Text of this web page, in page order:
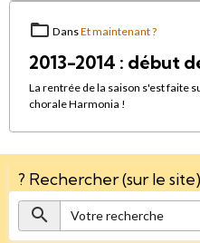
DansEt maintenant ?
2013-2014 : début
La rentrée de la saison s'est faite
chorale Harmonia !
? Rechercher (sur le